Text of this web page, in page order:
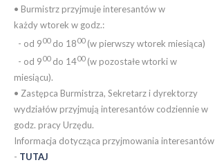
• Burmistrz przyjmuje interesantów w
każdy wtorek w godz.:
- od 900do 1800(w pierwszy wtorek miesiąca)
- od 900do 1400(w pozostałe wtorki w
miesiącu).
• Zastępca Burmistrza, Sekretarz i dyrektorzy
wydziałów przyjmują interesantów codziennie w
godz. pracy Urzędu.
Informacja dotycząca przyjmowania interesantów
- TUTAJ